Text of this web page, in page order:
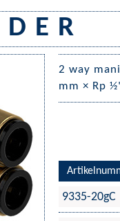
E R
2 way
mm × Rp
9335-20gC